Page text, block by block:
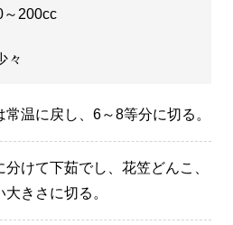
200cc
々
温に戻し、6～8等分に切る。
けて下茹でし、花笠どんこ、
きさに切る。